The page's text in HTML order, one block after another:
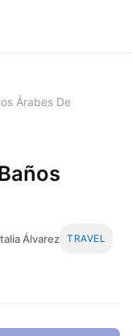
Árabes De
Álvarez TRAVEL